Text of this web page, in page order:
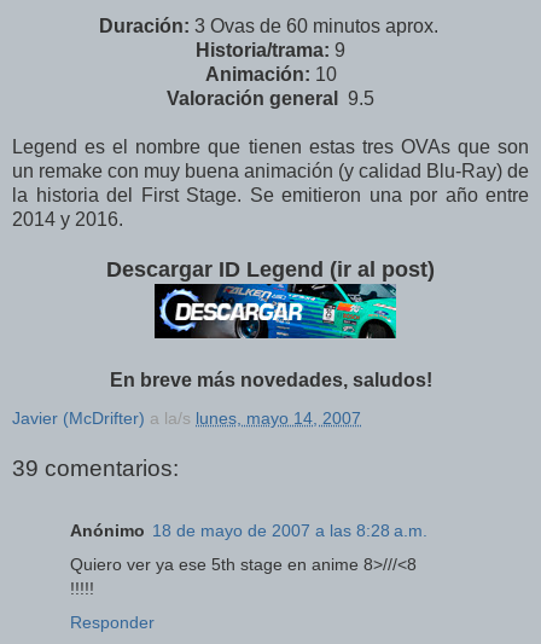
Duración: 3 Ovas de 60 minutos aprox.
Historia/trama: 9
Animación: 10
Valoración general 9.5
Legend es el nombre que tienen estas tres OVAs que son
un remake con muy buena animación (y calidad Blu-Ray) de
la historia del First Stage. Se emitieron una por año entre
2014 y 2016.
Descargar ID Legend (ir al post)
En breve más novedades, saludos!
Javier (McDrifter) a la/s lunes, mayo 14, 2007
39 comentarios:
Anónimo 18 de mayo de 2007 a las 8:28 a.m.
Quiero ver ya ese 5th stage en anime 8>///<8
!!!!!
Responder